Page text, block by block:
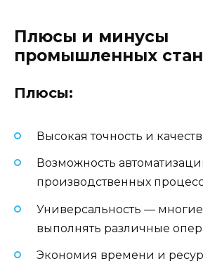
Плюсы и минусы
промышленных
Плюсы:
Высокая точность и
Возможность
производственных
Универсальность — многие
выполнять различные
Экономия времени и